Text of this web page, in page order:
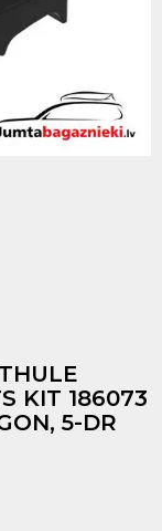
KIT 186073
5-DR